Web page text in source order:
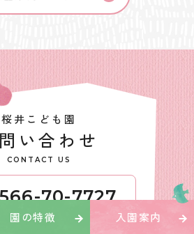
桜井こども園
い合わせ
CONTACT US
70-7727
ップで電話をかける
園の特徴 入園案内